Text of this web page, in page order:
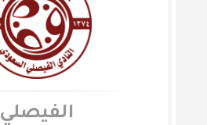
الفيصلي